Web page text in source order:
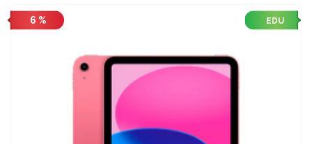
6 % EDU